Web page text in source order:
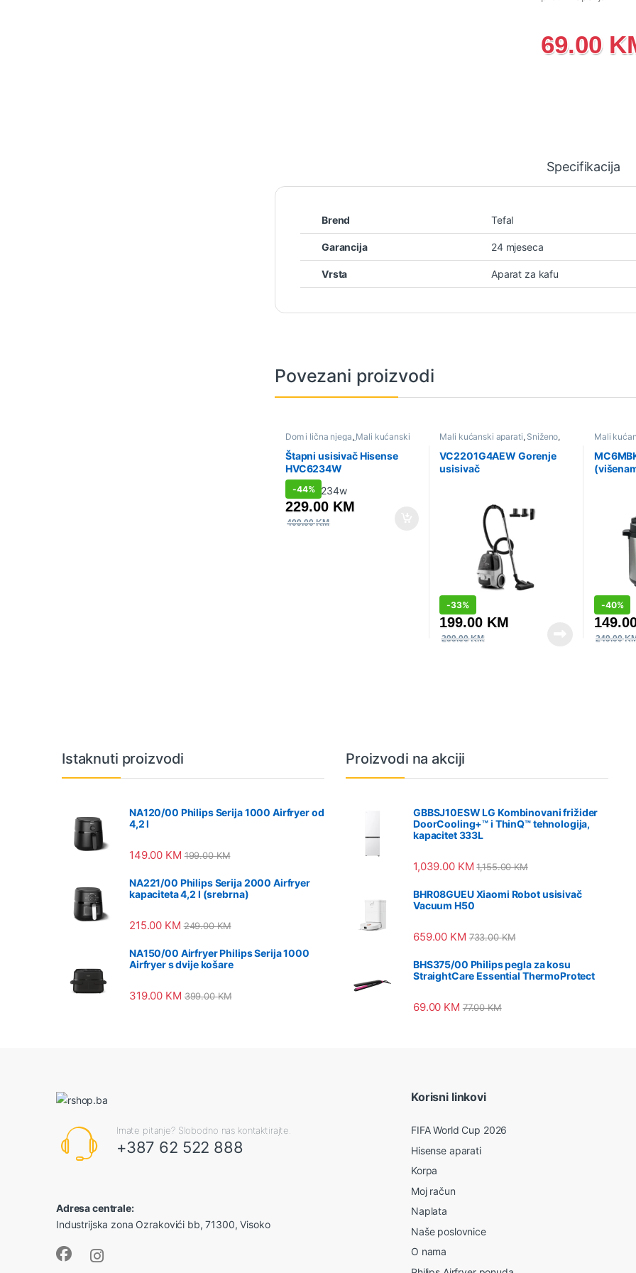
69.00
Specifikacija
Brend Tefal
Garancija 24 mjeseca
Vrsta Aparat za kafu
Povezani proizvodi
Dom i lična njega, Mali kućanski
Sniženo Štapni usisivači
Štapni usisivač Hisense
HVC6234W
-44%
229.00 KM
409.00KM
Mali kućanski aparati, Sniženo,
VC2201G4AEW Gorenje
usisivač
-33%
199.00 KM
299.00KM
Mali
-40%
249.00
Vrtuljak robnih marki
Istaknuti proizvodi
NA120/00 Philips Serija 1000 Airfryer od
4,2 l
149.00 KM 199.00KM
NA221/00 Philips Serija 2000 Airfryer
kapaciteta 4,2 l (srebrna)
215.00 KM 249.00KM
NA150/00 Airfryer Philips Serija 1000
Airfryer s dvije košare
319.00 KM 399.00KM
Proizvodi na akciji
GBBSJ10ESW LG Kombinovani frižider
DoorCooling+™ i ThinQ™ tehnologija,
kapacitet 333L
1,039.00 KM 1,155.00KM
BHR08GUEU Xiaomi Robot usisivač
Vacuum H50
659.00 KM 733.00KM
BHS375/00 Philips pegla za kosu
StraightCare Essential ThermoProtect
69.00 KM 77.00KM
Imate pitanje? Slobodno nas kontaktirajte.
+387 62 522 888
Adresa centrale:
Industrijska zona Ozrakovići bb, 71300, Visoko
Korisni linkovi
FIFA World Cup 2026
Hisense aparati
Korpa
Moj račun
Naplata
Naše poslovnice
O nama